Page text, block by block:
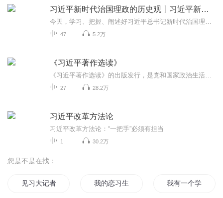
习近平新时代治国理政的历史观丨习近平新时代学习丛书
47 5.2万
《习近平著作选读》
27 28.2万
习近平改革方法论
习近平改革方法论：“一把手”必须有担当
1 30.2万
您是不是在找：
见习大记者 我的恋习生 我有一个学习系统